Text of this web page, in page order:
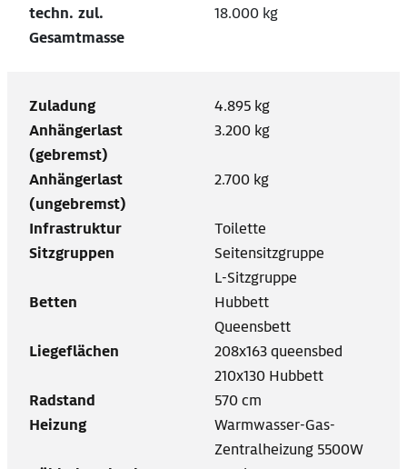
techn. zul.
Gesamtmasse
18.000 kg
Zuladung
4.895 kg
Anhängerlast
(gebremst)
3.200 kg
Anhängerlast
(ungebremst)
2.700 kg
Infrastruktur
Toilette
Sitzgruppen
Seitensitzgruppe
L-Sitzgruppe
Betten
Hubbett
Queensbett
Liegeflächen
208x163 queensbed
210x130 Hubbett
Radstand
570 cm
Heizung
Warmwasser-Gas-
Zentralheizung 5500W